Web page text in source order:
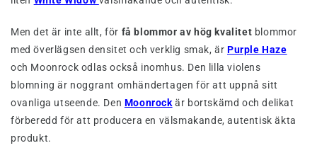
Men det är inte allt, för få blommor av hög kvalitet blommor
med överlägsen densitet och verklig smak, ärPurple Haze
och Moonrock odlas också inomhus. Den lilla violens
blomning är noggrant omhändertagen för att uppnå sitt
ovanliga utseende. Den Moonrock är bortskämd och delikat
förberedd för att producera en välsmakande, autentisk äkta
produkt.